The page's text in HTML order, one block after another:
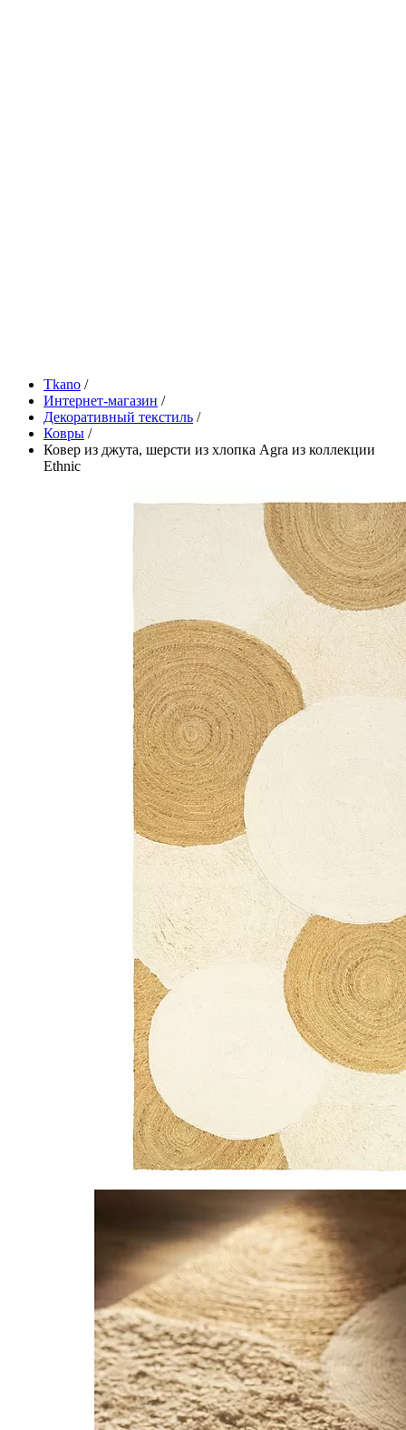
Tkano /
Интернет-магазин /
Декоративный текстиль /
Ковры /
Ковер из джута, шерсти из хлопка Agra из коллекции
Ethnic